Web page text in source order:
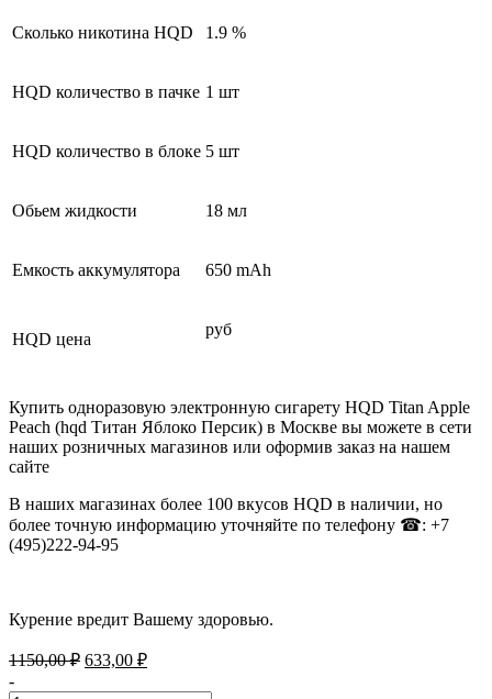
Сколько никотина HQD 1.9 %
HQD количество в пачке 1 шт
HQD количество в блоке 5 шт
Обьем жидкости 18 мл
Емкость аккумулятора 650 mAh
HQD цена
руб
Купить одноразовую электронную сигарету HQD Titan Apple
Peach (hqd Титан Яблоко Персик) в Москве вы можете в сети
наших розничных магазинов или оформив заказ на нашем
сайте
В наших магазинах более 100 вкусов HQD в наличии, но
более точную информацию уточняйте по телефону ☎: +7
(495)222-94-95
Курение вредит Вашему здоровью.
1150,00₽ Первоначальная
составляла
633,00 ₽Текущая
-